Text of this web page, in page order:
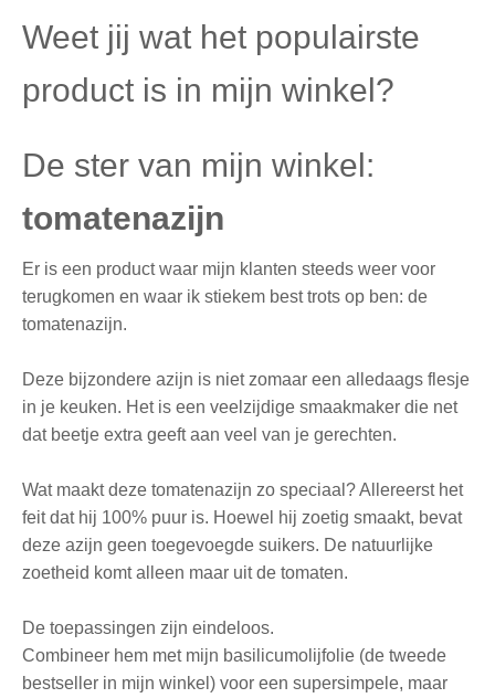
Weet jij wat het populairste
product is in mijn winkel?
De ster van mijn winkel:
tomatenazijn
Er is een product waar mijn klanten steeds weer voor
terugkomen en waar ik stiekem best trots op ben: de
tomatenazijn.
Deze bijzondere azijn is niet zomaar een alledaags flesje
in je keuken. Het is een veelzijdige smaakmaker die net
dat beetje extra geeft aan veel van je gerechten.
Wat maakt deze tomatenazijn zo speciaal? Allereerst het
feit dat hij 100% puur is. Hoewel hij zoetig smaakt, bevat
deze azijn geen toegevoegde suikers. De natuurlijke
zoetheid komt alleen maar uit de tomaten.
De toepassingen zijn eindeloos.
Combineer hem met mijn basilicumolijfolie (de tweede
bestseller in mijn winkel) voor een supersimpele, maar